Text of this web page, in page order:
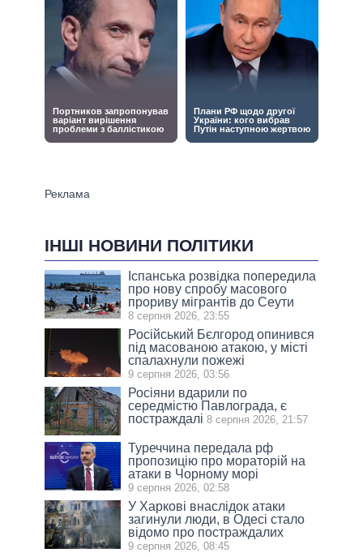
ІНШІ НОВИНИ ПОЛІТИКИ
Іспанська розвідка попередила
про нову спробу масового
прориву мігрантів до Сеути
8 серпня 2026, 23:55
Російський Бєлгород опинився
під масованою атакою, у місті
спалахнули пожежі
9 серпня 2026, 03:56
Росіяни вдарили по
середмістю Павлограда, є
постраждалі 8 серпня 2026, 21:57
Туреччина передала рф
пропозицію про мораторій на
атаки в Чорному морі
9 серпня 2026, 02:58
У Харкові внаслідок атаки
загинули люди, в Одесі стало
відомо про постраждалих
9 серпня 2026, 08:45